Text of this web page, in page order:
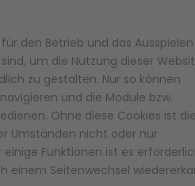
den Betrieb und das Ausspielen
um die Nutzung dieser
zu gestalten. Nur so können
und die Module bzw.
Ohne diese Cookies ist
Umständen nicht oder nur
Funktionen ist es
einem Seitenwechsel